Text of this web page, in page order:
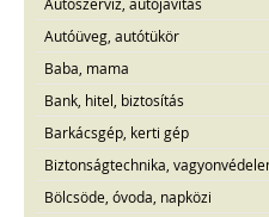
Autóüveg, autótükör
Baba, mama
Bank, hitel, biztosítás
Barkácsgép, kerti gép
Biztonságtechnika,
Bölcsöde, óvoda, napközi